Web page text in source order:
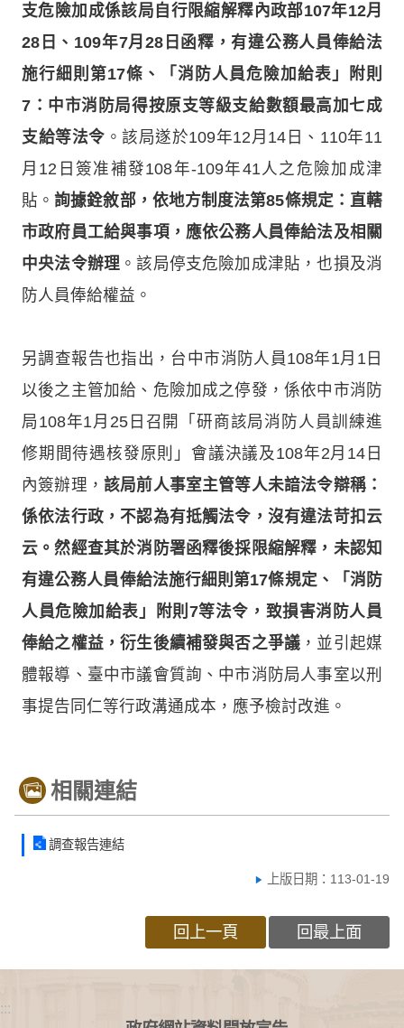
支危險加成係該局自行限縮解釋內政部107年12月
28日、109年7月28日函釋，有違公務人員俸給法
施行細則第17條、「消防人員危險加給表」附則
7：中市消防局得按原支等級支給數額最高加七成
支給等法令 。該局遂於109年12月14日、110年11
月12日簽准補發108年-109年41人之危險加成津
貼。詢據銓敘部，依地方制度法第85條規定：直轄
市政府員工給與事項，應依公務人員俸給法及相關
中央法令辦理 。該局停支危險加成津貼，也損及消
防人員俸給權益。
另調查報告也指出，台中市消防人員108年1月1日
以後之主管加給、危險加成之停發，係依中市消防
局108年1月25日召開「研商該局消防人員訓練進
修期間待遇核發原則」會議決議及108年2月14日
內簽辦理， 該局前人事室主管等人未諳法令辯稱：
係依法行政，不認為有抵觸法令，沒有違法苛扣云
云。然經查其於消防署函釋後採限縮解釋，未認知
有違公務人員俸給法施行細則第17條規定、「消防
人員危險加給表」附則7等法令，致損害消防人員
俸給之權益，衍生後續補發與否之爭議 ，並引起媒
體報導、臺中市議會質詢、中市消防局人事室以刑
事提告同仁等行政溝通成本，應予檢討改進。
相關連結
調查報告連結
上版日期：113-01-19
回上一頁 回最上面
:::